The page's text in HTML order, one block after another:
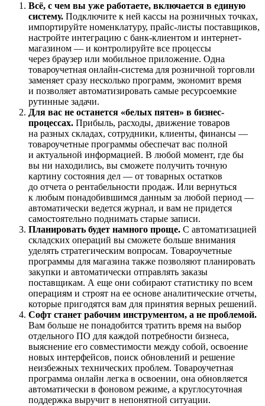
Всё, с чем вы уже работаете, включается в единую
систему. Подключите к ней кассы на розничных точках,
импортируйте номенклатуру, прайс-листы поставщиков,
настройте интеграцию с банк-клиентом и интернет-
магазином — и контролируйте все процессы
через браузер или мобильное приложение. Одна
товароучетная онлайн-система для розничной торговли
заменяет сразу несколько программ, экономит время
и позволяет автоматизировать самые ресурсоемкие
рутинные задачи.
Для вас не останется «белых пятен» в бизнес-
процессах. Прибыль, расходы, движение товаров
на разных складах, сотрудники, клиенты, финансы —
товароучетные программы обеспечат вас полной
и актуальной информацией. В любой момент, где бы
вы ни находились, вы сможете получить точную
картину состояния дел — от товарных остатков
до отчета о рентабельности продаж. Или вернуться
к любым понадобившимся данным за любой период —
автоматически ведется журнал, и вам не придется
самостоятельно поднимать старые записи.
Планировать будет намного проще. С автоматизацией
складских операций вы сможете больше внимания
уделять стратегическим вопросам. Товароучетные
программы для магазина также позволяют планировать
закупки и автоматически отправлять заказы
поставщикам. А еще они собирают статистику по всем
операциям и строят на ее основе аналитические отчеты,
которые пригодятся вам для принятия верных решений.
Софт станет рабочим инструментом, а не проблемой.
Вам больше не понадобится тратить время на выбор
отдельного ПО для каждой потребности бизнеса,
выяснение его совместимости между собой, освоение
новых интерфейсов, поиск обновлений и решение
неизбежных технических проблем. Товароучетная
программа онлайн легка в освоении, она обновляется
автоматически в фоновом режиме, а круглосуточная
поддержка выручит в непонятной ситуации.